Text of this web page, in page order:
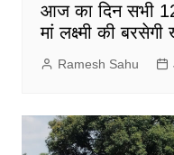
आज का दिन सभी
मां लक्ष्मी की
Ramesh Sahu